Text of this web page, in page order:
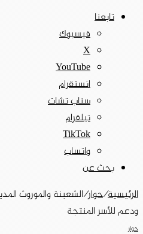
تابعنا
فيسبوك
‫X
‫YouTube
انستقرام
سناب تشات
تيلقرام
‫TikTok
واتساب
بحث عن
الرئيسية/حوار/الشعبنة والموروث
ودعم للأسر المنتجة
حوار